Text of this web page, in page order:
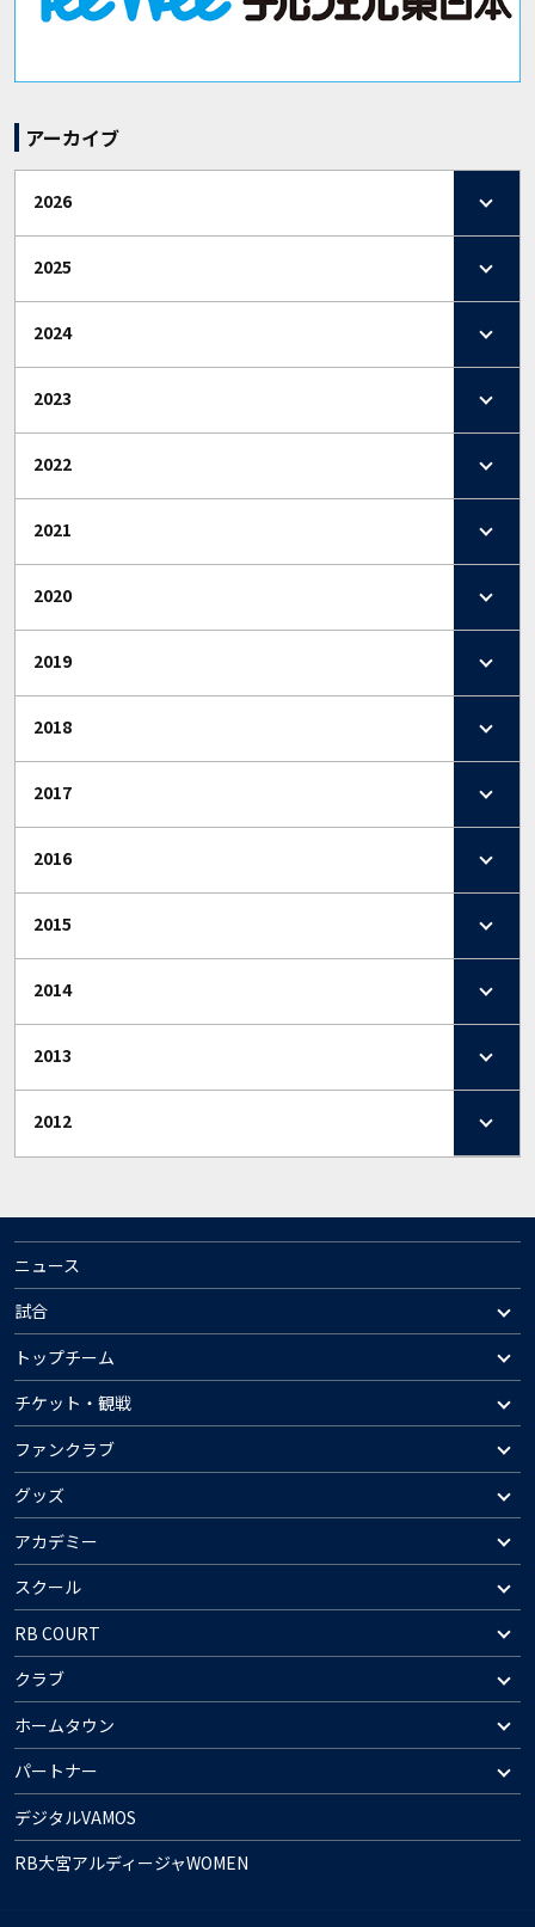
アーカイブ
2026
2025
2024
2023
2022
2021
2020
2019
2018
2017
2016
2015
2014
2013
2012
ニュース
試合
トップチーム
チケット・観戦
ファンクラブ
グッズ
アカデミー
スクール
RB COURT
クラブ
ホームタウン
パートナー
デジタルVAMOS
RB大宮アルディージャWOMEN